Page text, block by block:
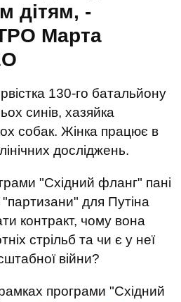
дітям, -
Марта
130-го батальйону
синів, хазяйка
собак. Жінка працює в
досліджень.
"Східний фланг" пані
для Путіна
контракт, чому вона
стрільб та чи є у неї
війни?
програми "Східний